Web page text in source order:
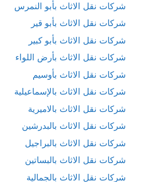
شركات نقل الاثاث بأبو النمرس
شركات نقل الاثاث بأبو قير
شركات نقل الاثاث بأبو كبير
شركات نقل الاثاث بأرض اللواء
شركات نقل الاثاث بأوسيم
شركات نقل الاثاث بالإسماعيلية
شركات نقل الاثاث بالاميرية
شركات نقل الاثاث بالبدرشين
شركات نقل الاثاث بالبراجيل
شركات نقل الاثاث بالبساتين
شركات نقل الاثاث بالجمالية